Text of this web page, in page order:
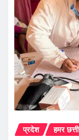
प्रदेश हमर